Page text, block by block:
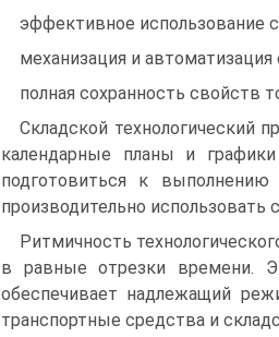
эффективное использование
механизация и автоматизация
полная сохранность свойств
Складской технологический
календарные планы и
подготовиться к
производительно использовать
Ритмичность
в равные отрезки времени.
обеспечивает надлежащий
транспортные средства и